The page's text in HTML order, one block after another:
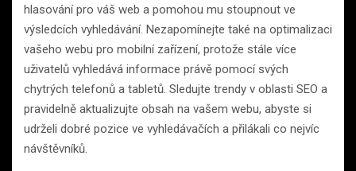
hlasování pro váš web a pomohou mu stoupnout ve
výsledcích vyhledávání. Nezapomínejte také na optimalizaci
vašeho webu pro mobilní zařízení, protože stále více
uživatelů vyhledává informace právě pomocí svých
chytrých telefonů a tabletů. Sledujte trendy v oblasti SEO a
pravidelně aktualizujte obsah na vašem webu, abyste si
udrželi dobré pozice ve vyhledávačích a přilákali co nejvíc
návštěvníků.